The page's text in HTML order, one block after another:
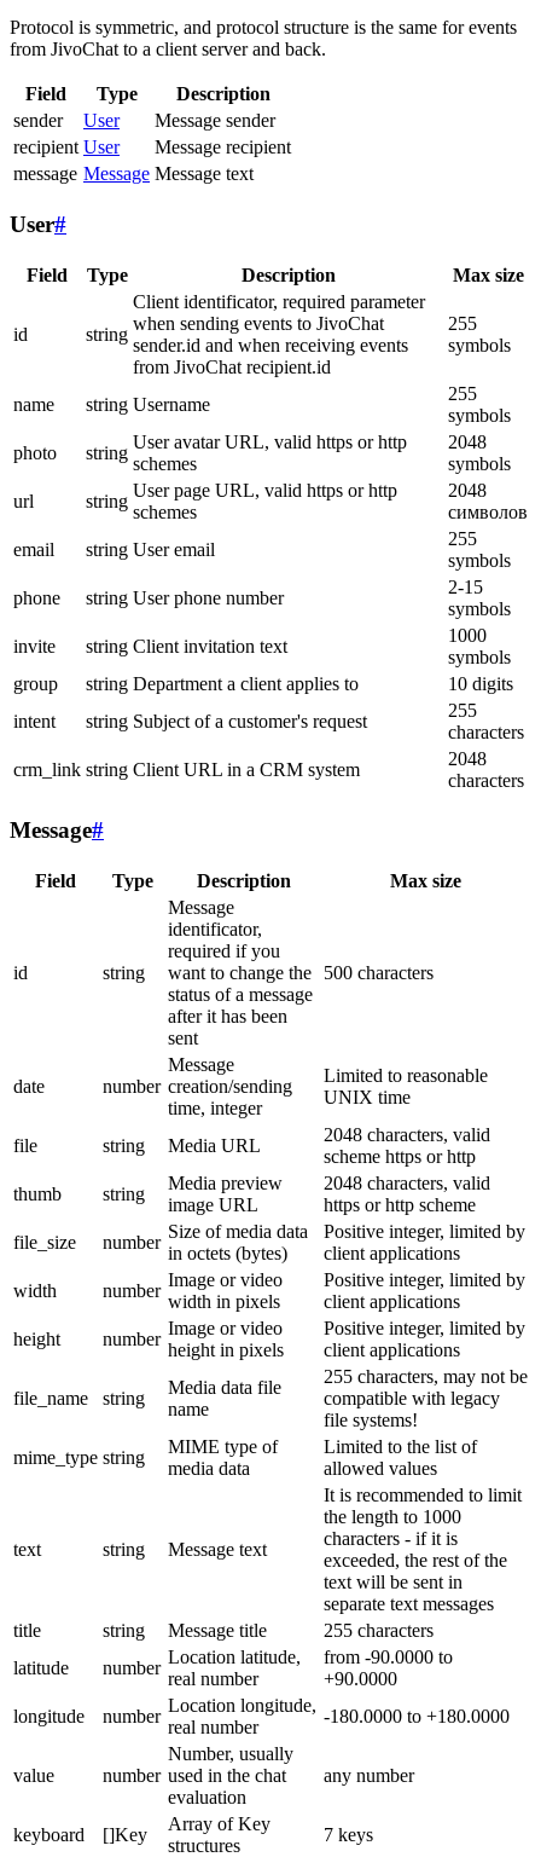
Protocol is symmetric, and protocol structure is the same for events
from JivoChat to a client server and back.
Field Type
Description
sender
User
Message sender
recipient User
Message recipient
message Message Message text
User#
Field Type Description Max size
id string
Client identificator, required parameter
when sending events to JivoChat
sender.id and when receiving events
from JivoChat recipient.id
255
symbols
name string Username
255
symbols
photo
string
User avatar URL, valid https or http
schemes
2048
symbols
url
string
User page URL, valid https or http
schemes
2048
символов
email
string User email
255
symbols
phone
string User phone number
2-15
symbols
invite
string Client invitation text
1000
symbols
group
string Department a client applies to
10 digits
intent
string Subject of a customer's request
255
characters
crm_link string Client URL in a CRM system
2048
characters
Message#
Field Type Description Max size
id string
Message
identificator,
required if you
want to change the
status of a message
after it has been
sent
500 characters
date number
Message
creation/sending
time, integer
Limited to reasonable
UNIX time
file string Media URL
2048 characters, valid
scheme https or http
thumb
string
Media preview
image URL
2048 characters, valid
https or http scheme
file_size
number
Size of media data
in octets (bytes)
Positive integer, limited by
client applications
width
number
Image or video
width in pixels
Positive integer, limited by
client applications
height
number
Image or video
height in pixels
Positive integer, limited by
client applications
file_name string
Media data file
name
255 characters, may not be
compatible with legacy
file systems!
mime_type string
MIME type of
media data
Limited to the list of
allowed values
text string Message text
It is recommended to limit
the length to 1000
characters - if it is
exceeded, the rest of the
text will be sent in
separate text messages
title
string Message title
255 characters
latitude
number
Location latitude,
real number
from -90.0000 to
+90.0000
longitude
number
Location longitude,
real number
-180.0000 to +180.0000
value number
Number, usually
used in the chat
evaluation
any number
keyboard []Key
Array of Key
structures
7 keys